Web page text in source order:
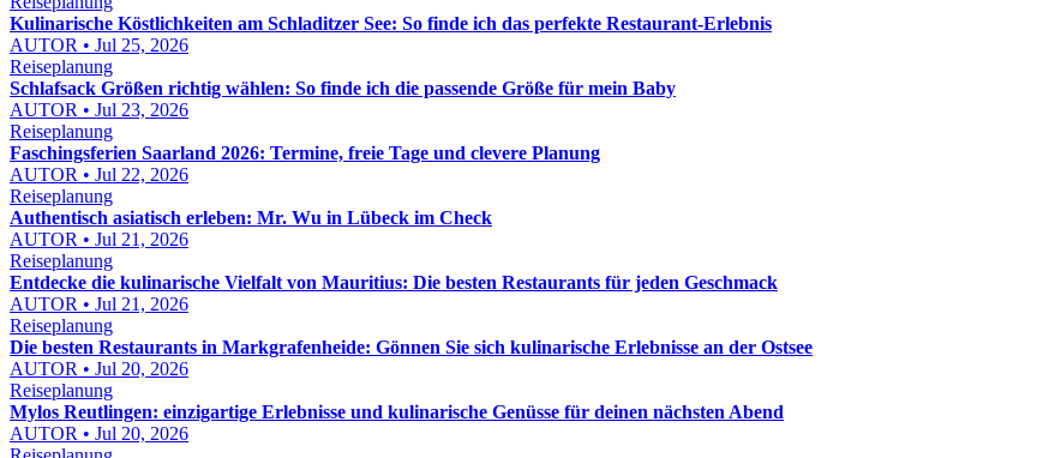
Kulinarische Köstlichkeiten am Schladitzer See: So finde ich das perfekte Restaurant-Erlebnis
AUTOR • Jul 25, 2026
Reiseplanung
Schlafsack Größen richtig wählen: So finde ich die passende Größe für mein Baby
AUTOR • Jul 23, 2026
Reiseplanung
Faschingsferien Saarland 2026: Termine, freie Tage und clevere Planung
AUTOR • Jul 22, 2026
Reiseplanung
Authentisch asiatisch erleben: Mr. Wu in Lübeck im Check
AUTOR • Jul 21, 2026
Reiseplanung
Entdecke die kulinarische Vielfalt von Mauritius: Die besten Restaurants für jeden Geschmack
AUTOR • Jul 21, 2026
Reiseplanung
Die besten Restaurants in Markgrafenheide: Gönnen Sie sich kulinarische Erlebnisse an der Ostsee
AUTOR • Jul 20, 2026
Reiseplanung
Mylos Reutlingen: einzigartige Erlebnisse und kulinarische Genüsse für deinen nächsten Abend
AUTOR • Jul 20, 2026